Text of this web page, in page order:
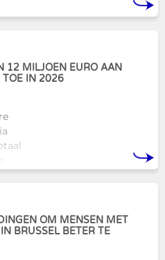
12 MILJOEN EURO AAN
TOE IN 2026
OM MENSEN MET
BRUSSEL BETER TE